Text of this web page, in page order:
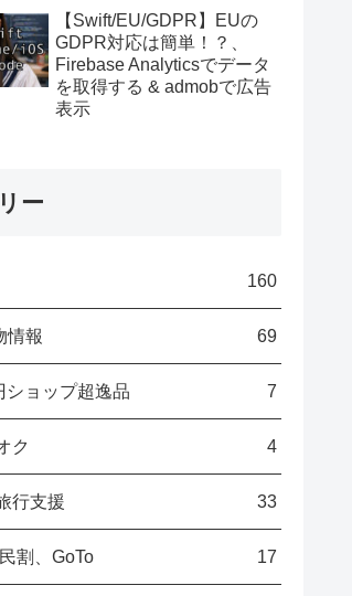
【Swift/EU/GDPR】EUの
GDPR対応は簡単！？、
Firebase Analyticsでデータ
を取得する & admobで広告
表示
ー
160
情報 69
ショップ超逸品 7
ク 4
行支援 33
割、GoTo 17